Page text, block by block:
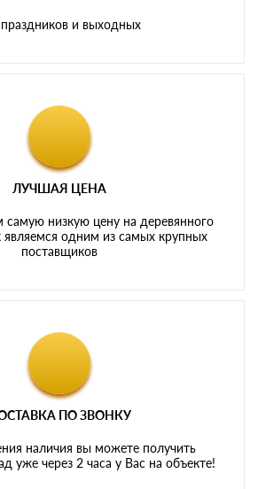
праздников и выходных
ЛУЧШАЯ ЦЕНА
низкую цену на деревянного
являемся одним из самых крупных
поставщиков
ПО ЗВОНКУ
наличия вы можете получить
уже через 2 часа у Вас на объекте!